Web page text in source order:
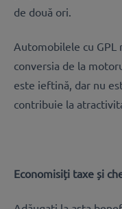
de două ori.
Automobilele cu GPL
conversia de la
este ieftină, dar nu
contribuie la
Economisiți taxe și